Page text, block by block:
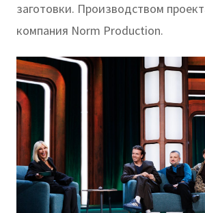
заготовки. Производством
компания Norm Production.